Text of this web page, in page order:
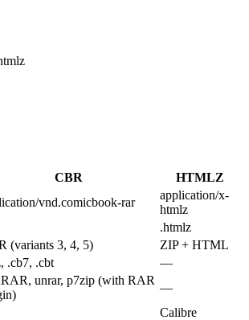
CBR
HTMLZ
vnd.comicbook-rar
application/x-
htmlz
.htmlz
(variants 3, 4, 5)
ZIP + HTML
.cb7, .cbt
—
unrar, p7zip (with RAR
—
Calibre